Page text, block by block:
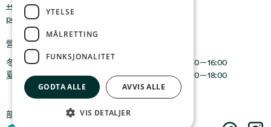
+47 47 99 00 95
post@oceanstories.no
營業時間
冬季營業：11月1日－4月30日：星期一至星期日 10:00－16:00
夏季營業：5月1日－10月31日：星期一至星期日 10:00－18:00
部分
YTELSE
MÅLRETTING
FUNKSJONALITET
GODTA ALLE AVVIS ALLE
VIS DETALJER